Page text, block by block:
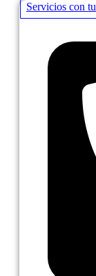
Servicios con